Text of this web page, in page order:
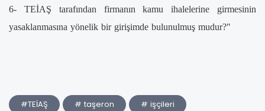
6- TEİAŞ tarafından firmanın kamu ihalelerine girmesinin
yasaklanmasına yönelik bir girişimde bulunulmuş mudur?"
#TEİAŞ # taşeron
# işçileri